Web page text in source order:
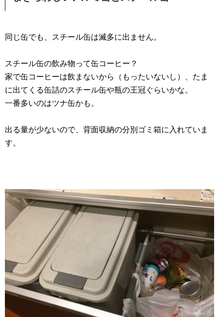
同じ缶でも、スチール缶は滅多に出ません。
スチール缶の飲み物って缶コーヒー？
家で缶コーヒーは飲まないから（もったいないし）、たま
に出てくる缶詰のスチール缶や瓶の王冠ぐらいかな。
一番多いのはツナ缶かも。
出る量が少ないので、背面収納の分別ゴミ箱に入れていま
す。